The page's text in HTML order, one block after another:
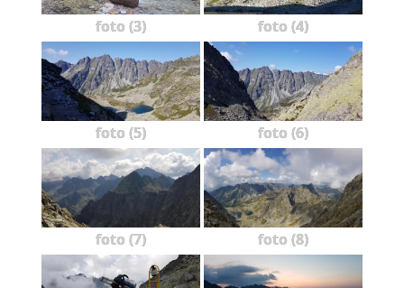
foto (3) foto (4)
foto (5) foto (6)
foto (7) foto (8)